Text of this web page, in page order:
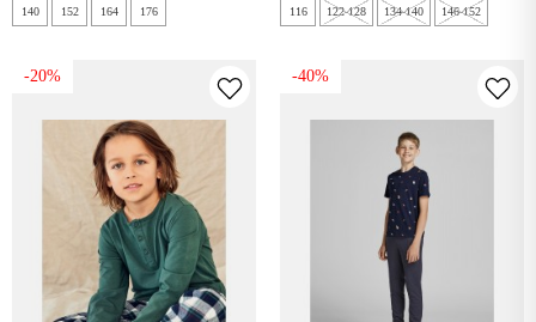
140 152 164 176 116 122-128 134-140 146-152
-20% -40%